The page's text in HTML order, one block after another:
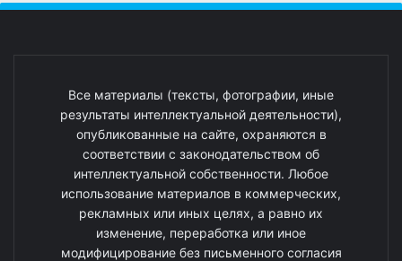
Все материалы (тексты, фотографии, иные
результаты интеллектуальной деятельности),
опубликованные на сайте, охраняются в
соответствии с законодательством об
интеллектуальной собственности. Любое
использование материалов в коммерческих,
рекламных или иных целях, а равно их
изменение, переработка или иное
модифицирование без письменного согласия